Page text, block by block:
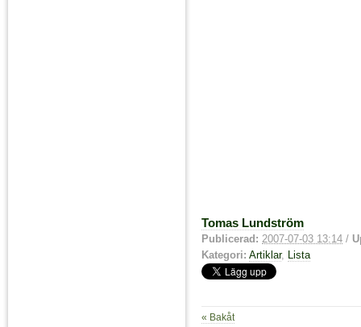
Tomas Lundström
Publicerad: 2007-07-03 13:14 /
Kategori: Artiklar, Lista
« Bakåt